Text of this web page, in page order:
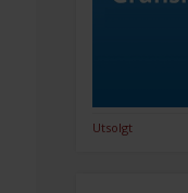
Utsolgt